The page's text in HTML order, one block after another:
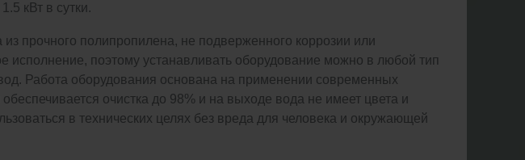
кВт в сутки.
прочного полипропилена, не подверженного коррозии или
поэтому устанавливать оборудование можно в любой тип
Работа оборудования основана на применении современных
очистка до 98% и на выходе вода не имеет цвета и
в технических целях без вреда для человека и окружающей